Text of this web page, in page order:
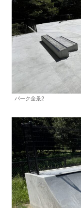
パーク全景2